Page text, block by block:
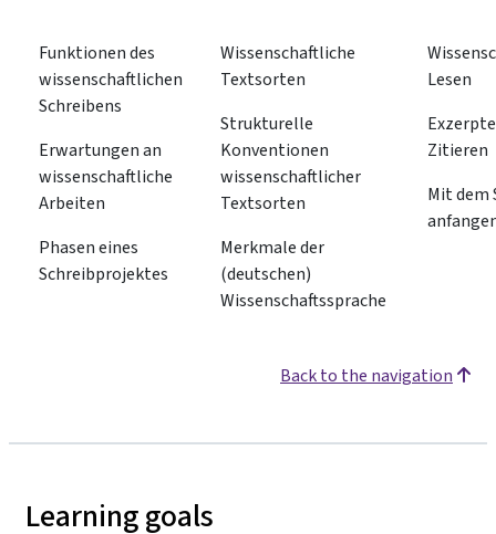
Funktionen des
wissenschaftlichen
Schreibens
Erwartungen an
wissenschaftliche
Arbeiten
Phasen eines
Schreibprojektes
Wissenschaftliche
Textsorten
Strukturelle
Konventionen
wissenschaftlicher
Textsorten
Merkmale der
(deutschen)
Wissenschaftssprache
Lesen
Zitieren
Mit dem
Back to the navigation
Learning goals